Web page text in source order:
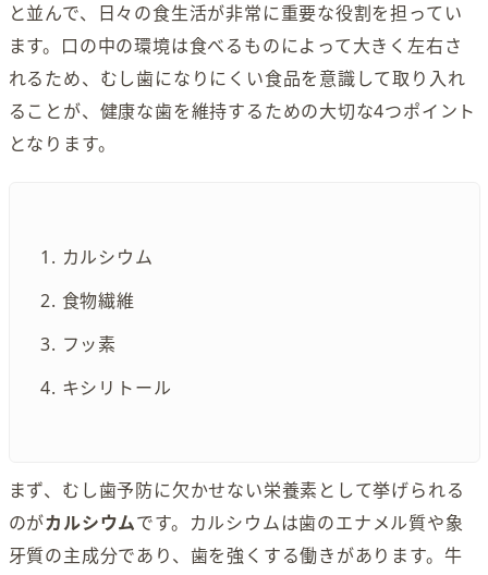
と並んで、日々の食生活が非常に重要な役割を担ってい
ます。口の中の環境は食べるものによって大きく左右さ
れるため、むし歯になりにくい食品を意識して取り入れ
ることが、健康な歯を維持するための大切な4つポイント
となります。
カルシウム
食物繊維
フッ素
キシリトール
まず、むし歯予防に欠かせない栄養素として挙げられる
のがカルシウムです。カルシウムは歯のエナメル質や象
牙質の主成分であり、歯を強くする働きがあります。牛